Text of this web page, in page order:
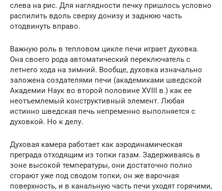
слева на рис. Для наглядности печку пришлось условно
распилить вдоль сверху донизу и заднюю часть
отодвинуть вправо.
Важную роль в тепловом цикле печи играет духовка.
Она своего рода автоматический переключатель с
летнего хода на зимний. Вообще, духовка изначально
заложена создателями печи (академиками шведской
Академии Наук во второй половине XVIII в.) как ее
неотъемлемый конструктивный элемент. Любая
истинно шведская печь непременно выполняется с
духовкой. Но к делу.
Духовая камера работает как аэродинамическая
преграда отходящим из топки газам. Задерживаясь в
зоне высокой температуры, они достаточно полно
сгорают уже под сводом топки, он же варочная
поверхность, и в канальную часть печи уходят горячими,